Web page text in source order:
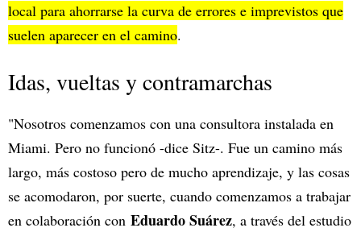
local para ahorrarse la curva de errores e imprevistos que
suelen aparecer en el camino.
Idas, vueltas y contramarchas
"Nosotros comenzamos con una consultora instalada en
Miami. Pero no funcionó -dice Sitz-. Fue un camino más
largo, más costoso pero de mucho aprendizaje, y las cosas
se acomodaron, por suerte, cuando comenzamos a trabajar
en colaboración con Eduardo Suárez, a través del estudio